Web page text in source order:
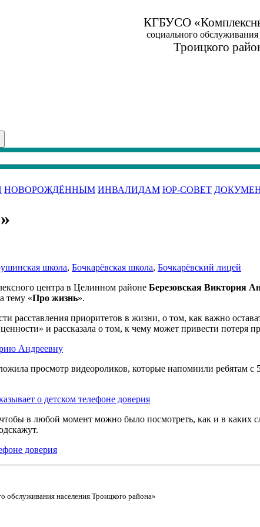
КГБУСО
социального обслуживания
Троицкого
НОВОРОЖДЁННЫМ ИНВАЛИДАМ ЮР-СОВЕТ
школа, Бочкарёвская школа, Бочкарёвский лицей
центра в Целинном районе Березовская Виктория
тему «Про жизнь».
расставления приоритетов в жизни, о том, как важно
и рассказала о том, к чему может привести потеря
просмотр видеороликов, которые напомнили ребятам с
в любой момент можно было посмотреть, как и в
населения Троицкого района»